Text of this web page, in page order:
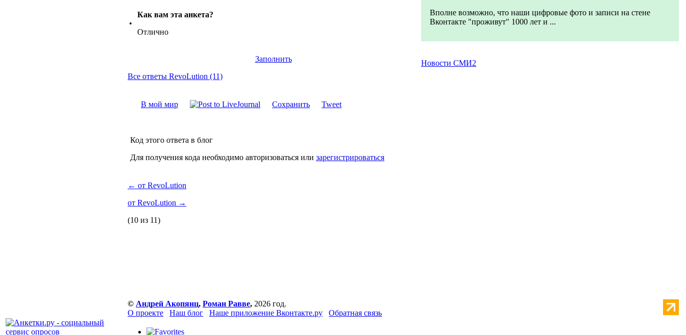
•
Как вам эта анкета?
Отлично
Заполнить
Все ответы RevoLution (11)
В мой мир Сохранить Tweet
Код этого ответа в блог
Для получения кода необходимо авторизоваться или зарегистрироваться
← от RevoLution
от RevoLution →
(10 из 11)
Вполне возможно, что наши цифровые фото и записи на стене
Вконтакте "проживут" 1000 лет и ...
Новости СМИ2
© Андрей Акопянц, Роман Равве, 2026 год.
О проекте
Наш блог Наше приложение Вконтакте.ру Обратная связь